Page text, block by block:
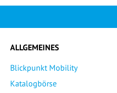
ALLGEMEINES
Blickpunkt Mobility
Katalogbörse